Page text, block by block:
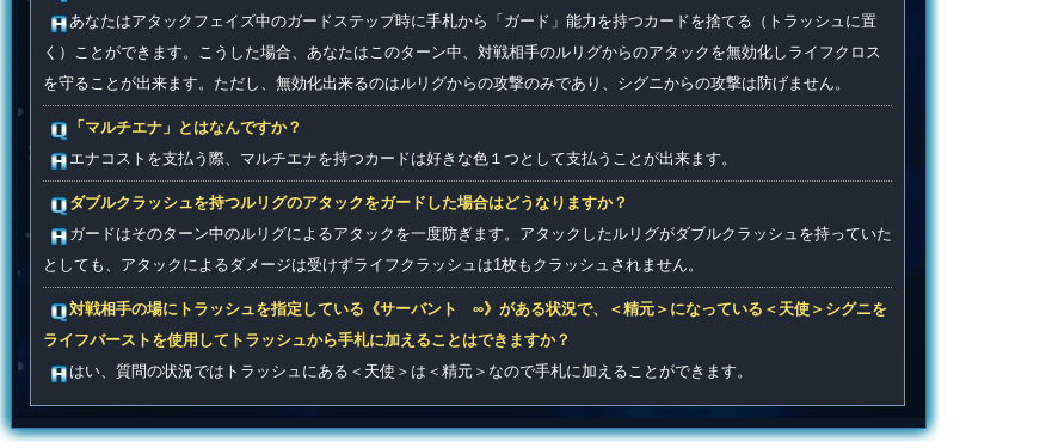
あなたはアタックフェイズ中のガードステップ時に手札から「ガード」能力を持つカードを捨てる（トラッシュに置
く）ことができます。こうした場合、あなたはこのターン中、対戦相手のルリグからのアタックを無効化しライフクロス
を守ることが出来ます。ただし、無効化出来るのはルリグからの攻撃のみであり、シグニからの攻撃は防げません。
「マルチエナ」とはなんですか？
エナコストを支払う際、マルチエナを持つカードは好きな色１つとして支払うことが出来ます。
ダブルクラッシュを持つルリグのアタックをガードした場合はどうなりますか？
ガードはそのターン中のルリグによるアタックを一度防ぎます。アタックしたルリグがダブルクラッシュを持っていた
としても、アタックによるダメージは受けずライフクラッシュは1枚もクラッシュされません。
対戦相手の場にトラッシュを指定している《サーバント ∞》がある状況で、＜精元＞になっている＜天使＞シグニを
ライフバーストを使用してトラッシュから手札に加えることはできますか？
はい、質問の状況ではトラッシュにある＜天使＞は＜精元＞なので手札に加えることができます。